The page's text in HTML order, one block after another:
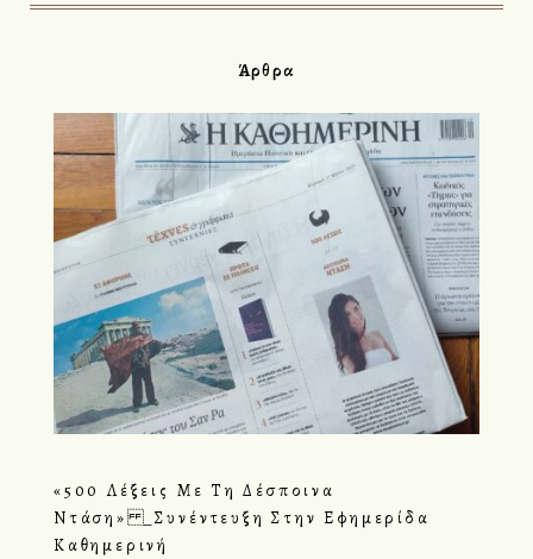
Άρθρα
«500 Λέξεις Με Τη Δέσποινα
Ντάση» _Συνέντευξη Στην Εφημερίδα
Καθημερινή